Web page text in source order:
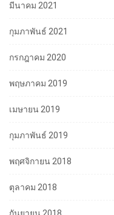
มีนาคม 2021
กุมภาพันธ์ 2021
กรกฎาคม 2020
พฤษภาคม 2019
เมษายน 2019
กุมภาพันธ์ 2019
พฤศจิกายน 2018
ตุลาคม 2018